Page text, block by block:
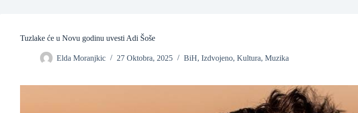
Tuzlake će u Novu godinu uvesti Adi Šoše
Elda Moranjkic 27 Oktobra, 2025 BiH, Izdvojeno, Kultura, Muzika
❆